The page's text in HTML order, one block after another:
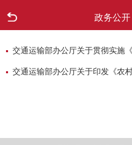
政务公开
走进柳城
新闻中心